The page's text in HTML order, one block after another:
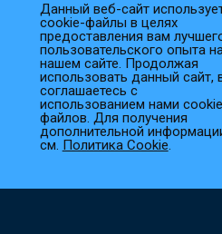
Как сделать заказ?
Выберите товар
Добавьте необходимые товары
2 Оформите заказ
Данный веб-сайт
cookie-файлы в целях
предоставления вам
пользовательского опыта
нашем сайте. Продолжая
использовать данный сайт,
соглашаетесь с
использованием нами
файлов. Для получения
дополнительной
см. Политика Cookie.